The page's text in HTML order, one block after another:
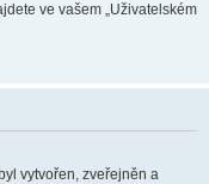
ve vašem „Uživatelském
vytvořen, zveřejněn a